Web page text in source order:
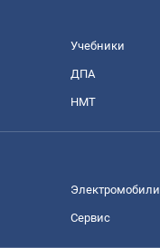
Учебники
ДПА
НМТ
Электромобили
Сервис